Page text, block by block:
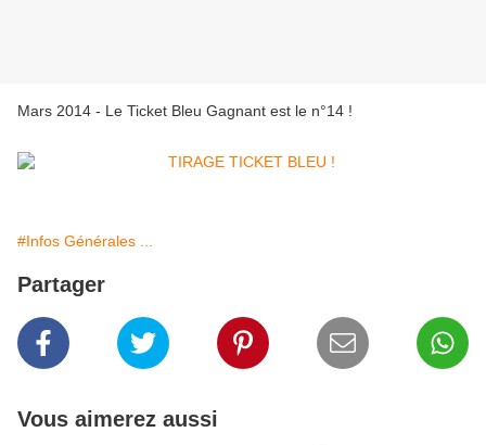
Mars 2014 - Le Ticket Bleu Gagnant est le n°14 !
#Infos Générales ...
Partager
Vous aimerez aussi